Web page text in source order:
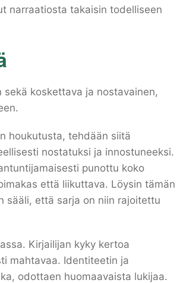
narraatiosta takaisin todelliseen
koskettava ja nostavainen,
houkutusta, tehdään siitä
nostatuksi ja innostuneeksi.
punottu koko
että liikuttava. Löysin tämän
sääli, että sarja on niin rajoitettu
Kirjailijan kyky kertoa
mahtavaa. Identiteetin ja
odottaen huomaavaista lukijaa.